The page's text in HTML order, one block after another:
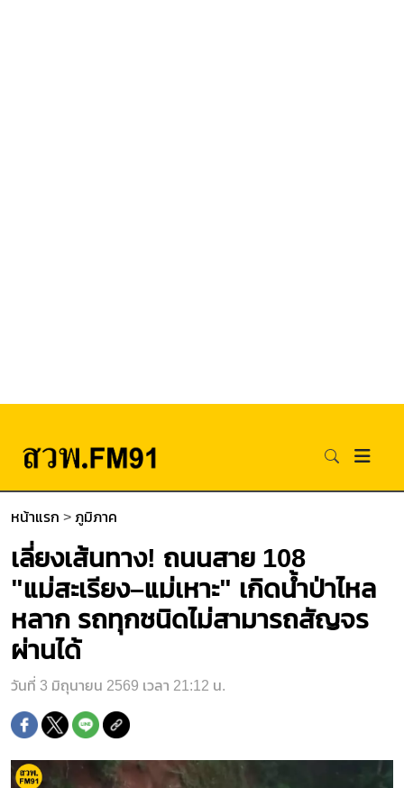
หน้าแรก > ภูมิภาค
เลี่ยงเส้นทาง! ถนนสาย 108
"แม่สะเรียง–แม่เหาะ" เกิดน้ำป่าไหล
หลาก รถทุกชนิดไม่สามารถสัญจร
ผ่านได้
วันที่ 3 มิถุนายน 2569 เวลา 21:12 น.